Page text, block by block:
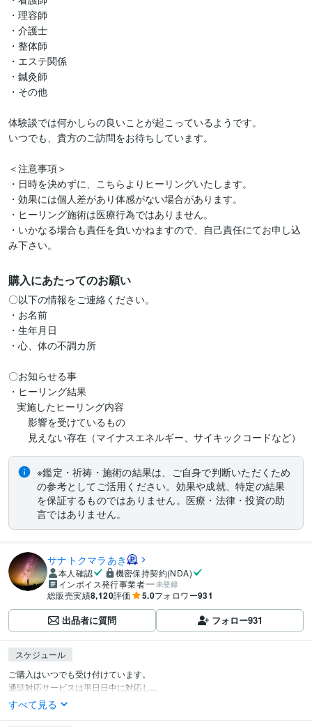
・理容師
・介護士
・整体師
・エステ関係
・鍼灸師
・その他
体験談では何かしらの良いことが起こっているようです。
いつでも、貴方のご訪問をお待ちしています。
＜注意事項＞
・日時を決めずに、こちらよりヒーリングいたします。
・効果には個人差があり体感がない場合があります。
・ヒーリング施術は医療行為ではありません。
・いかなる場合も責任を負いかねますので、自己責任にてお申し込
み下さい。
購入にあたってのお願い
〇以下の情報をご連絡ください。
・お名前
・生年月日
・心、体の不調カ所
〇お知らせる事
・ヒーリング結果
影響を受けているもの
※鑑定・祈祷・施術の結果は、ご自身で判断いただくため
の参考としてご活用ください。効果や成就、特定の結果
を保証するものではありません。医療・法律・投資の助
言ではありません。
サナトクマラあき
本人確認
機密保持契約(NDA)
インボイス発行事業者
未登録
総販売実績8,120評価 5.0フォロワー931
出品者に質問 フォロー931
スケジュール
ご購入はいつでも受け付けています。
通話対応サービスは平日日中に対応し...
すべて見る